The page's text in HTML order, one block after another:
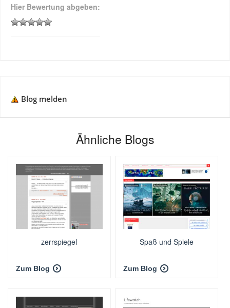
Hier Bewertung abgeben:
Blog melden
Ähnliche Blogs
zerrspiegel
Zum Blog
Spaß und Spiele
Zum Blog